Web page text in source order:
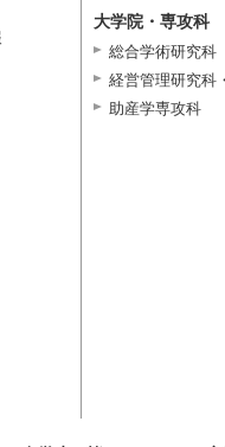
大学院・専攻科
総合学術研究科
経営管理研究科
助産学専攻科